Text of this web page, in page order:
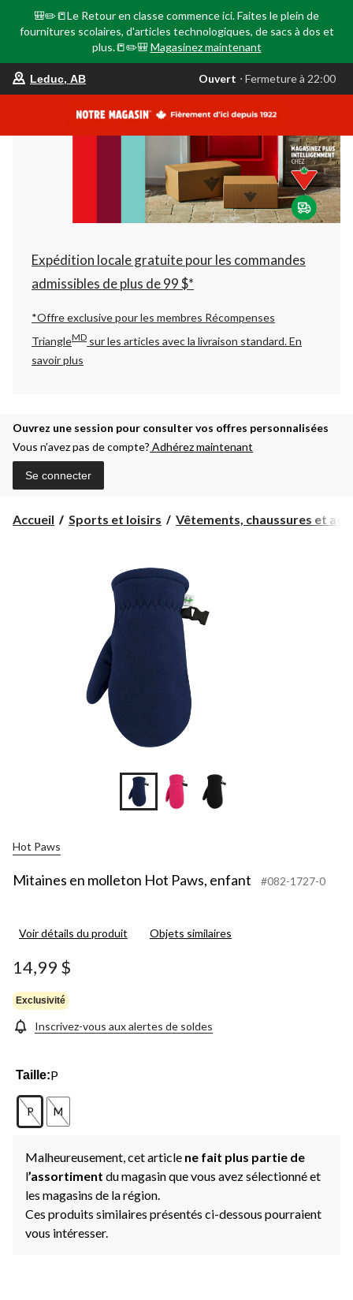
🎒✏️📒Le Retour en classe commence ici. Faites le plein de
fournitures scolaires, d'articles technologiques, de sacs à dos et
plus.📒✏️🎒 Magasinez maintenant
votre
est
AB,
Ouvert,
Fermeture
à
22:00
changer
Leduc, AB Ouvert ⋅ Fermeture à 22:00
Expédition locale gratuite pour les commandes
admissibles de plus de 99 $*
*Offre exclusive pour les membres Récompenses
TriangleMD sur les articles avec la livraison standard.En
savoir plus
Ouvrez une session pour consulter vos offres personnalisées
Vous n’avez pas de compte? Adhérez maintenant
Se connecter
Accueil Sports et loisirs Vêtements, chaussures et
Hot Paws
Mitaines en molleton Hot Paws, enfant #082-1727-0
Voir détails du produit Objets similaires
14,99 $
Exclusivité
Inscrivez-vous aux alertes de soldes
Taille:P
P M
Malheureusement, cet article ne fait plus partie de
l’assortiment du magasin que vous avez sélectionné et
les magasins de la région.
Ces produits similaires présentés ci-dessous pourraient
vous intéresser.